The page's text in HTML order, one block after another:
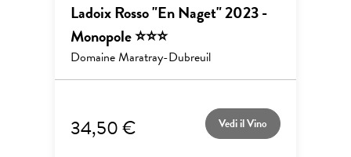
Ladoix Rosso "En Naget" 2023 -
Monopole ⭐⭐⭐
Domaine Maratray-Dubreuil
34,50 € Vedi il Vino